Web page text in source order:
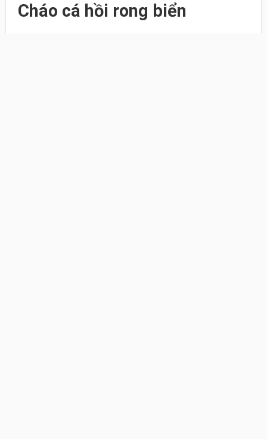
Cháo cá hồi rong biển